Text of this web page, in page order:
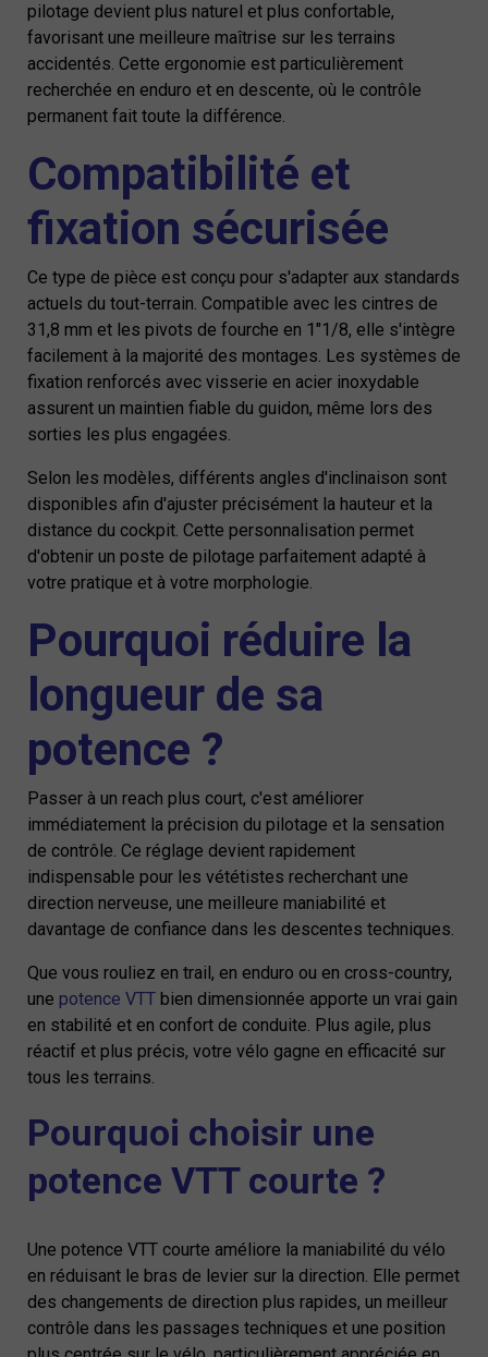
pilotage devient plus naturel et plus confortable,
favorisant une meilleure maîtrise sur les terrains
accidentés. Cette ergonomie est particulièrement
recherchée en enduro et en descente, où le contrôle
permanent fait toute la différence.
Compatibilité et
fixation sécurisée
Ce type de pièce est conçu pour s'adapter aux standards
actuels du tout-terrain. Compatible avec les cintres de
31,8 mm et les pivots de fourche en 1"1/8, elle s'intègre
facilement à la majorité des montages. Les systèmes de
fixation renforcés avec visserie en acier inoxydable
assurent un maintien fiable du guidon, même lors des
sorties les plus engagées.
Selon les modèles, différents angles d'inclinaison sont
disponibles afin d'ajuster précisément la hauteur et la
distance du cockpit. Cette personnalisation permet
d'obtenir un poste de pilotage parfaitement adapté à
votre pratique et à votre morphologie.
Pourquoi réduire la
longueur de sa
potence ?
Passer à un reach plus court, c'est améliorer
immédiatement la précision du pilotage et la sensation
de contrôle. Ce réglage devient rapidement
indispensable pour les vététistes recherchant une
direction nerveuse, une meilleure maniabilité et
davantage de confiance dans les descentes techniques.
Que vous rouliez en trail, en enduro ou en cross-country,
une potence VTT bien dimensionnée apporte un vrai gain
en stabilité et en confort de conduite. Plus agile, plus
réactif et plus précis, votre vélo gagne en efficacité sur
tous les terrains.
Pourquoi choisir une
potence VTT courte ?
Une potence VTT courte améliore la maniabilité du vélo
en réduisant le bras de levier sur la direction. Elle permet
des changements de direction plus rapides, un meilleur
contrôle dans les passages techniques et une position